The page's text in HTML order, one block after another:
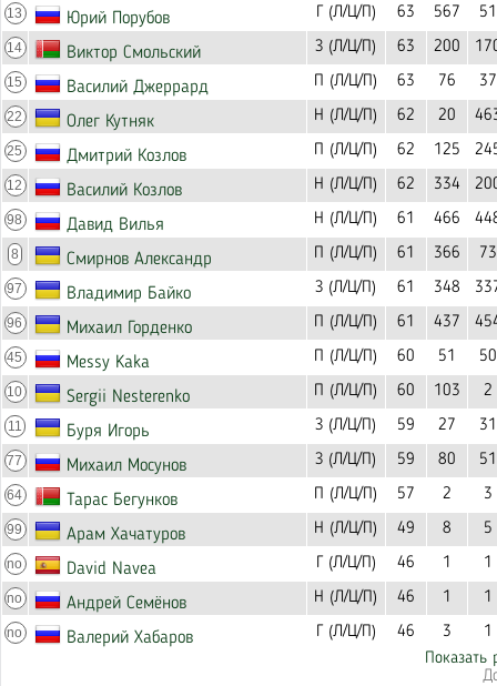
13 Юрий Порубов Г (Л/Ц/П) 63 567 51
14 Виктор Смольский З (Л/Ц/П) 63 200
15 Василий Джеррард П (Л/Ц/П) 63 76 37
22 Олег Кутняк Н (Л/Ц/П) 62 20
25 Дмитрий Козлов П (Л/Ц/П) 62 125
12 Василий Козлов Н (Л/Ц/П) 62 334
98 Давид Вилья Н (Л/Ц/П) 61 466
8 Смирнов Александр П (Л/Ц/П) 61 366 73
97 Владимир Байко З (Л/Ц/П) 61 348
96 Михаил Горденко П (Л/Ц/П) 61 437
45 Messy Kaka П (Л/Ц/П) 60 51 50
10 Sergii Nesterenko П (Л/Ц/П) 60 103 2
11 Буря Игорь З (Л/Ц/П) 59 27 31
77 Михаил Мосунов З (Л/Ц/П) 59 80 51
64 Тарас Бегунков П (Л/Ц/П) 57 2 3
99 Арам Хачатуров Н (Л/Ц/П) 49 8 5
no David Navea Г (Л/Ц/П) 46 1 1
no Андрей Семёнов Н (Л/Ц/П) 46 1 1
no Валерий Хабаров Г (Л/Ц/П) 46 3
1
Показать